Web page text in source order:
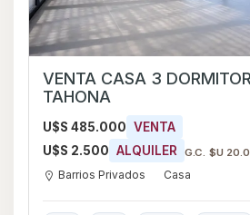
VENTA CASA 3
TAHONA
U$S 485.000 VENTA
U$S 2.500 ALQUILER G.C. $U
Barrios Privados Casa